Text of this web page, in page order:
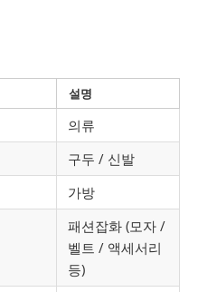
설명
의류
구두 / 신발
가방
패션잡화 (모자 /
벨트 / 액세서리
등)